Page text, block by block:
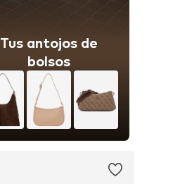
Tus antojos de
bolsos